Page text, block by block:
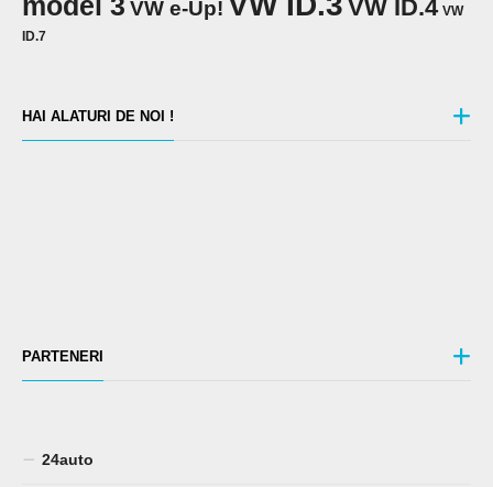
VW e-Up! VW ID.4 VW
ID.7
HAI ALATURI DE NOI !
PARTENERI
24auto